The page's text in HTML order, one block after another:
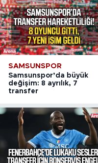
SAMSUNSPOR
Samsunspor’da büyük
değişim: 8 ayrılık, 7
transfer